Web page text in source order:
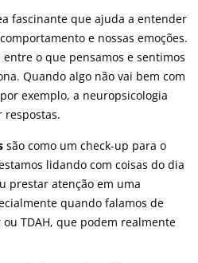
fascinante que ajuda a entender
e nossas emoções.
o que pensamos e sentimos
Quando algo não vai bem com
exemplo, a neuropsicologia
respostas.
são como um check-up para o
lidando com coisas do dia
prestar atenção em uma
quando falamos de
TDAH, que podem realmente